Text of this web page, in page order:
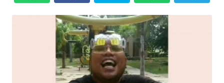
EKUIN
SAINS-TEKNO
KESEHATAN